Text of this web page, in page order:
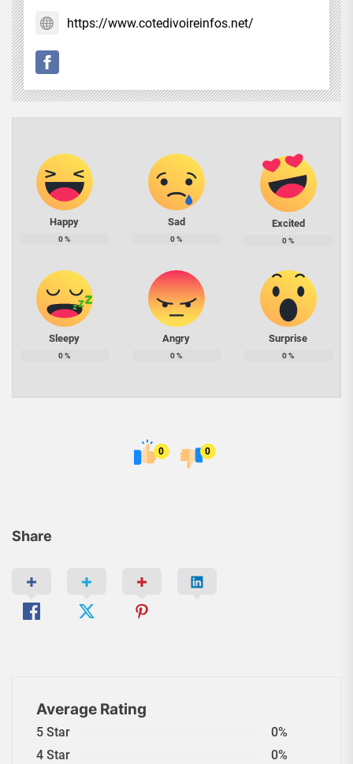
Share
https://www.cotedivoireinfos.net/
Happy
0%
Sad
0%
Excited
0%
Sleepy
0%
Angry
0%
Surprise
0%
0 0
Average Rating
5 Star
0%
4 Star
0%